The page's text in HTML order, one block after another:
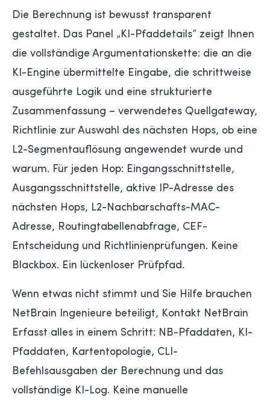
Die Berechnung ist bewusst transparent
gestaltet. Das Panel „KI-Pfaddetails“ zeigt Ihnen
die vollständige Argumentationskette: die an die
KI-Engine übermittelte Eingabe, die schrittweise
ausgeführte Logik und eine strukturierte
Zusammenfassung – verwendetes Quellgateway,
Richtlinie zur Auswahl des nächsten Hops, ob eine
L2-Segmentauflösung angewendet wurde und
warum. Für jeden Hop: Eingangsschnittstelle,
Ausgangsschnittstelle, aktive IP-Adresse des
nächsten Hops, L2-Nachbarschafts-MAC-
Adresse, Routingtabellenabfrage, CEF-
Entscheidung und Richtlinienprüfungen. Keine
Blackbox. Ein lückenloser Prüfpfad.
Wenn etwas nicht stimmt und Sie Hilfe brauchen
NetBrain Ingenieure beteiligt, Kontakt NetBrain
Erfasst alles in einem Schritt: NB-Pfaddaten, KI-
Pfaddaten, Kartentopologie, CLI-
Befehlsausgaben der Berechnung und das
vollständige KI-Log. Keine manuelle